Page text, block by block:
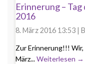
Erinnerung –
2016
8. März 2016 13:53 |
Zur Erinnerung!!!
März...Weiterlesen →